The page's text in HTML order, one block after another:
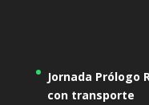
Jornada Prólogo
con transporte